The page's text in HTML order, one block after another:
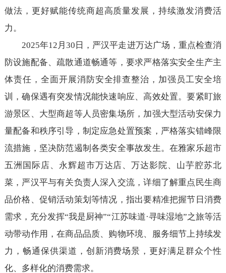
做法，更好赋能传统商超高质量发展，持续激发消费活
力。
2025年12月30日，严汉平走进万达广场，重点检查消
防设施配备、疏散通道畅通等，要求严格落实安全生产主
体责任，全面开展消防安全排查整治，加强员工安全培
训，确保遇有突发情况能快速响应、高效处置。要紧盯旅
游景区、大型商超等人员密集场所，加强大型活动安保力
量配备和秩序引导，制定应急处置预案，严格落实错峰限
流措施，坚决防范遏制各类安全事故发生。在雅家乐超市
五洲国际店、永辉超市万达店、万达影院、山芋腔苏北
菜，严汉平与有关负责人深入交流，详细了解重点民生商
品价格、促销活动策划等情况，指出要精准把握节日消费
需求，充分发挥“我是厨神”“江苏味道·寻味湿地”之旅等活
动带动作用，在商品品质、购物环境、服务细节上持续发
力，畅通保供渠道，创新消费场景，更好满足群众个性
化、多样化的消费需求。